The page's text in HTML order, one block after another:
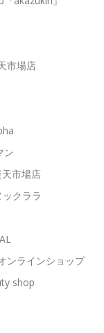
市場店
ン
市場店
クララ
ンラインショップ
shop